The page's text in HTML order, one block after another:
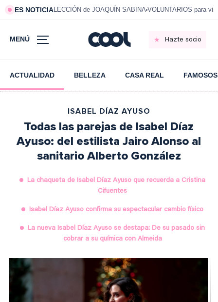
ES NOTICIALECCIÓN de JOAQUÍN SABINA VOLUNTARIOS para
MENÚ Hazte socio
ACTUALIDAD BELLEZA CASA REAL FAMOSOS
ISABEL DÍAZ AYUSO
Todas las parejas de Isabel Díaz
Ayuso: del estilista Jairo Alonso al
sanitario Alberto González
La chaqueta de Isabel Díaz Ayuso que recuerda a Cristina
Cifuentes
Isabel Díaz Ayuso confirma su espectacular cambio físico
La nueva Isabel Díaz Ayuso se destapa: De su pasado sin
cobrar a su química con Almeida